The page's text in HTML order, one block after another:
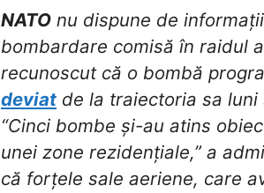
NATO nu dispune de
bombardare comisă în raidul
recunoscut că o bombă
deviat de la traiectoria sa luni
“Cinci bombe și-au atins
unei zone rezidențiale,” a
că forțele sale aeriene, care